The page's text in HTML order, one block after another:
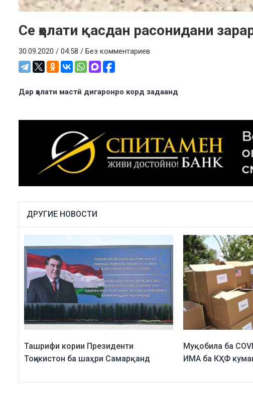
Се ҳолати қасдан расонидани
30.09.2020 / 04:58 / Без комментариев
Дар ҳолати мастӣ дигаронро корд задаанд
ДРУГИЕ НОВОСТИ
Ташрифи кории Президенти
Тоҷикистон ба шаҳри Самарқанд
Муқобила ба
ИМА ба КҲФ